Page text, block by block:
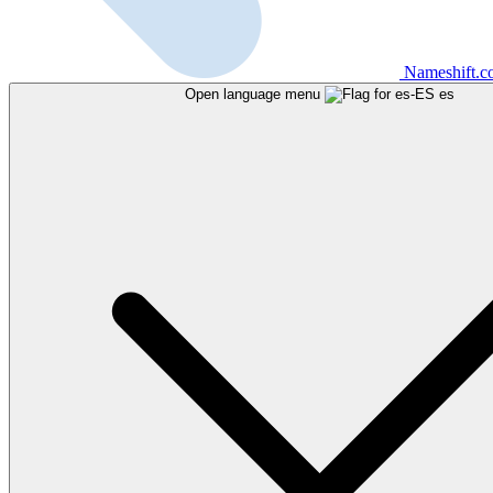
Open language menu es